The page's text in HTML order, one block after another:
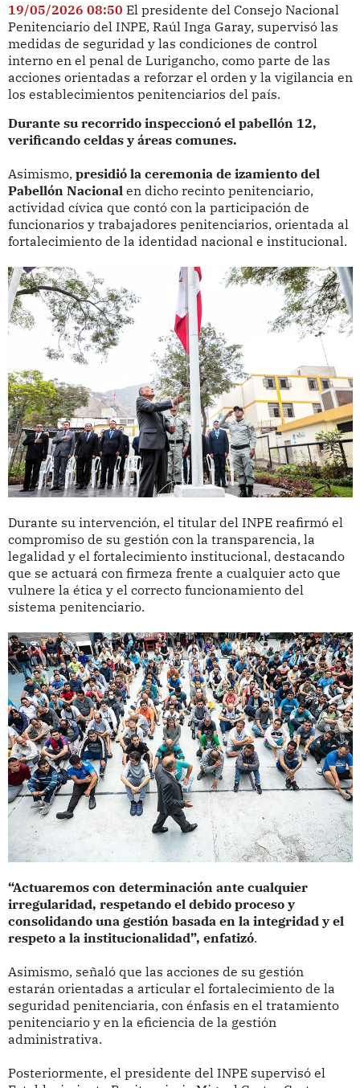
19/05/2026 08:50 El presidente del Consejo Nacional
Penitenciario del INPE, Raúl Inga Garay, supervisó las
medidas de seguridad y las condiciones de control
interno en el penal de Lurigancho, como parte de las
acciones orientadas a reforzar el orden y la vigilancia en
los establecimientos penitenciarios del país.
Durante su recorrido inspeccionó el pabellón 12,
verificando celdas y áreas comunes.
Asimismo, presidió la ceremonia de izamiento del
Pabellón Nacional en dicho recinto penitenciario,
actividad cívica que contó con la participación de
funcionarios y trabajadores penitenciarios, orientada al
fortalecimiento de la identidad nacional e institucional.
Durante su intervención, el titular del INPE reafirmó el
compromiso de su gestión con la transparencia, la
legalidad y el fortalecimiento institucional, destacando
que se actuará con firmeza frente a cualquier acto que
vulnere la ética y el correcto funcionamiento del
sistema penitenciario.
“Actuaremos con determinación ante cualquier
irregularidad, respetando el debido proceso y
consolidando una gestión basada en la integridad y el
respeto a la institucionalidad”, enfatizó.
Asimismo, señaló que las acciones de su gestión
estarán orientadas a articular el fortalecimiento de la
seguridad penitenciaria, con énfasis en el tratamiento
penitenciario y en la eficiencia de la gestión
administrativa.
Posteriormente, el presidente del INPE supervisó el